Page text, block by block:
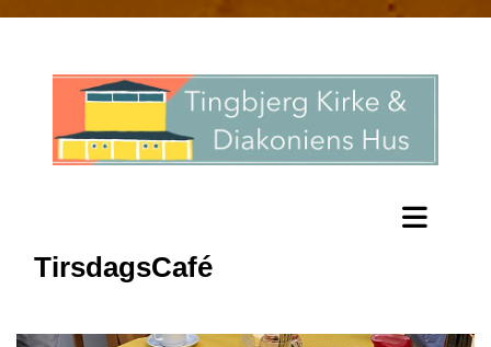
TirsdagsCafé